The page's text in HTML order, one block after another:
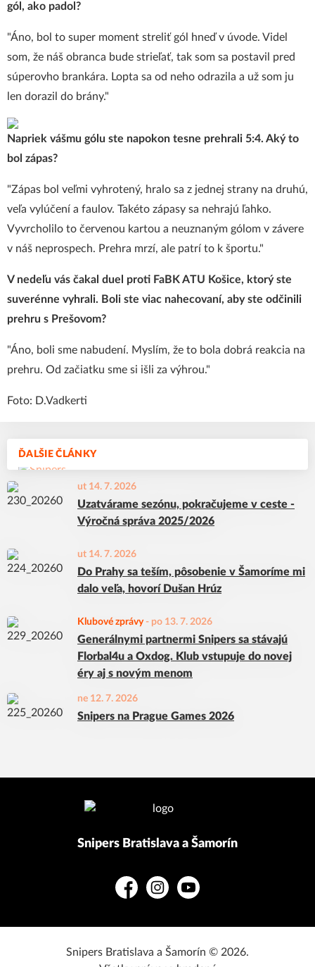
ĎALŠIE ČLÁNKY
ut 14. 7. 2026
Uzatvárame sezónu, pokračujeme v ceste -
Výročná správa 2025/2026
ut 14. 7. 2026
Do Prahy sa teším, pôsobenie v Šamoríme mi
dalo veľa, hovorí Dušan Hrúz
Klubové zprávy- po 13. 7. 2026
Generálnymi partnermi Snipers sa stávajú
Florbal4u a Oxdog. Klub vstupuje do novej
éry aj s novým menom
ne 12. 7. 2026
Snipers na Prague Games 2026
gól, ako padol?
"Áno, bol to super moment streliť gól hneď v úvode. Videl
som, že náš obranca bude strieľať, tak som sa postavil pred
súperovho brankára. Lopta sa od neho odrazila a už som ju
len dorazil do brány."
Napriek vášmu gólu ste napokon tesne prehrali 5:4. Aký to
bol zápas?
"Zápas bol veľmi vyhrotený, hralo sa z jednej strany na druhú,
veľa vylúčení a faulov. Takéto zápasy sa nehrajú ľahko.
Vyvrcholilo to červenou kartou a neuznaným gólom v závere
v náš neprospech. Prehra mrzí, ale patrí to k športu."
V nedeľu vás čakal duel proti FaBK ATU Košice, ktorý ste
suverénne vyhrali. Boli ste viac nahecovaní, aby ste odčinili
prehru s Prešovom?
"Áno, boli sme nabudení. Myslím, že to bola dobrá reakcia na
prehru. Od začiatku sme si išli za výhrou."
Foto: D.Vadkerti
Snipers Bratislava a Šamorín
FacebookInstagramYouTube
Snipers Bratislava a Šamorín © 2026.